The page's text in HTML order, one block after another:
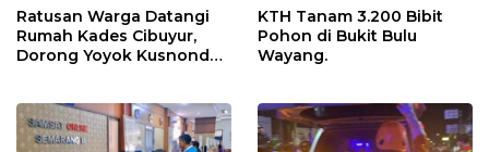
Ratusan Warga Datangi
Rumah Kades Cibuyur,
Dorong Yoyok Kusnondo
KTH Tanam 3.200 Bibit
Pohon di Bukit Bulu
Wayang.